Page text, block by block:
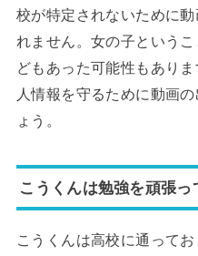
校が特定されないために
れません。女の子という
どもあった可能性もあり
人情報を守るために動画
ょう。
こうくんは勉強を頑張っ
こうくんは高校に通って